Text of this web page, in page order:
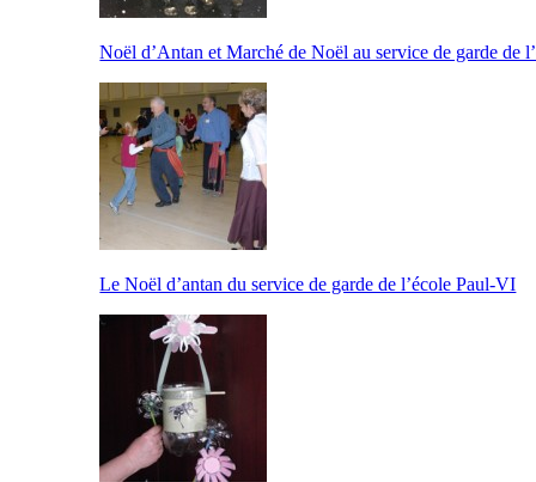
Noël d’Antan et Marché de Noël au service de garde de
Le Noël d’antan du service de garde de l’école Paul-VI